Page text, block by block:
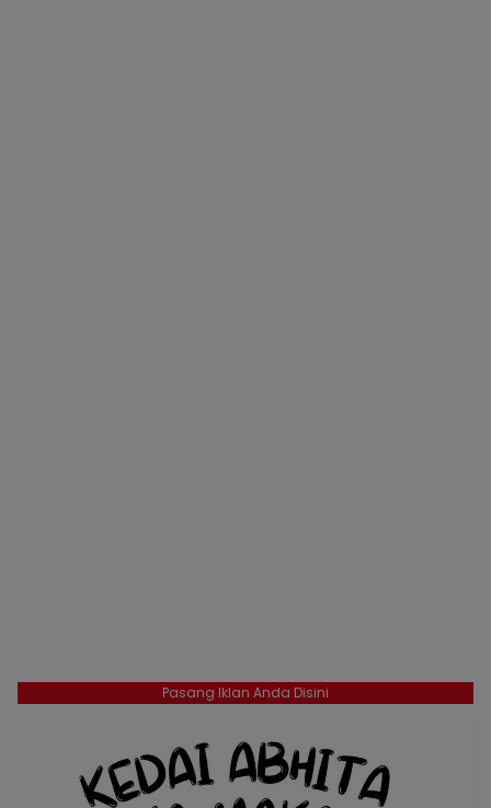
Pasang Iklan Anda Disini